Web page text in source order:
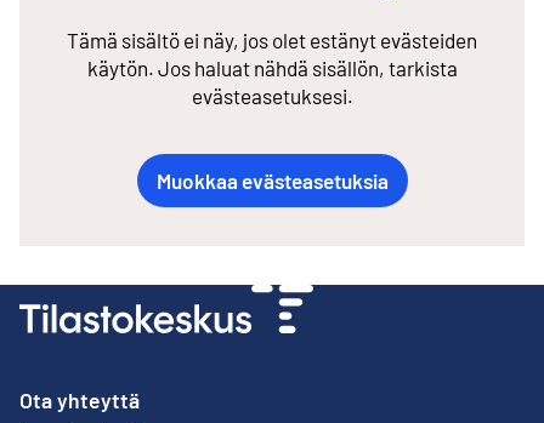
Tämä sisältö ei näy, jos olet estänyt evästeiden
käytön. Jos haluat nähdä sisällön, tarkista
evästeasetuksesi.
Muokkaa evästeasetuksia
Ota yhteyttä